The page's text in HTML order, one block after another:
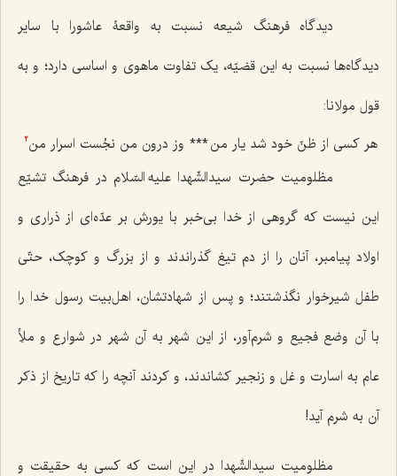
دیدگاه فرهنگ شیعه نسبت به واقعۀ عاشورا با سایر
دیدگاه‌ها نسبت به این قضیّه، یک تفاوت ماهوی و اساسی دارد؛ و به
قول مولانا:
هر کسی از ظنّ خود شد یار من*** وز درون من نجُست اسرار من‌2
مظلومیت حضرت سیدالشّهدا علیه السّلام در فرهنگ تشیّع
این نیست که گروهی از خدا بی‌خبر با یورش بر عدّه‌ای از ذراری و
اولاد پیامبر، آنان را از دم تیغ گذراندند و از بزرگ و کوچک، حتّی
طفل شیرخوار نگذشتند؛ و پس از شهادتشان، اهل‌بیت رسول خدا را
با آن وضع فجیع و شرم‌آور، از این شهر به آن شهر در شوارع و ملأِ
عام به اسارت و غل و زنجیر کشاندند، و کردند آنچه را که تاریخ از ذکر
آن به شرم آید!
مظلومیت سیدالشّهدا در این است که کسی به حقیقت و